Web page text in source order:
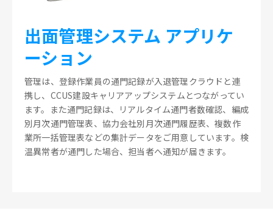
出面管理システム アプリケ
ーション
管理は、登録作業員の通門記録が入退管理クラウドと連
携し、CCUS建設キャリアアップシステムとつながってい
ます。また通門記録は、リアルタイム通門者数確認、編成
別月次通門管理表、協力会社別月次通門履歴表、複数作
業所一括管理表などの集計データをご用意しています。検
温異常者が通門した場合、担当者へ通知が届きます。